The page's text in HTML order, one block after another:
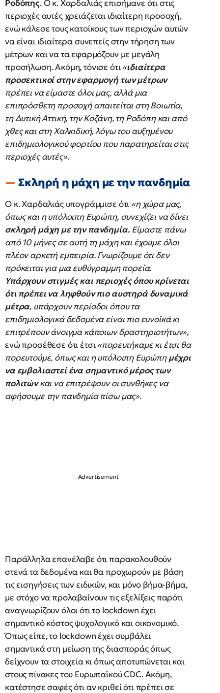
Ροδόπης. Ο κ. Χαρδαλιάς επισήμανε ότι στις
περιοχές αυτές χρειάζεται ιδιαίτερη προσοχή,
ενώ κάλεσε τους κατοίκους των περιοχών αυτών
να είναι ιδιαίτερα συνεπείς στην τήρηση των
μέτρων και να τα εφαρμόζουν με μεγάλη
προσήλωση. Ακόμη, τόνισε ότι«ιδιαίτερα
προσεκτικοί στην εφαρμογή των μέτρων
πρέπει να είμαστε όλοι μας, αλλά μια
επιπρόσθετη προσοχή απαιτείται στη Βοιωτία,
τη Δυτική Αττική, την Κοζάνη, τη Ροδόπη και από
χθες και στη Χαλκιδική, λόγω του αυξημένου
επιδημιολογικού φορτίου που παρατηρείται στις
περιοχές αυτές».
Σκληρή η μάχη με την πανδημία
Ο κ. Χαρδαλιάς υπογράμμισε ότι «η χώρα μας,
όπως και η υπόλοιπη Ευρώπη, συνεχίζει να δίνει
σκληρή μάχη με την πανδημία. Είμαστε πάνω
από 10 μήνες σε αυτή τη μάχη και έχουμε όλοι
πλέον αρκετή εμπειρία. Γνωρίζουμε ότι δεν
πρόκειται για μια ευθύγραμμη πορεία.
Υπάρχουν στιγμές και περιοχές όπου κρίνεται
ότι πρέπει να ληφθούν πιο αυστηρά δυναμικά
μέτρα, υπάρχουν περίοδοι όπου τα
επιδημιολογικά δεδομένα είναι πιο ευνοϊκά κι
επιτρέπουν άνοιγμα κάποιων δραστηριοτήτων»,
ενώ προσέθεσε ότι έτσι«πορευτήκαμε κι έτσι θα
πορευτούμε, όπως και η υπόλοιπη Ευρώπημέχρι
να εμβολιαστεί ένα σημαντικό μέρος των
πολιτώνκαι να επιτρέψουν οι συνθήκες να
αφήσουμε την πανδημία πίσω μας».
Παράλληλα επανέλαβε ότι παρακολουθούν
στενά τα δεδομένα και θα προχωρούν με βάση
τις εισηγήσεις των ειδικών, και μόνο βήμα-βήμα,
με στόχο να προλαβαίνουν τις εξελίξεις παρότι
αναγνωρίζουν όλοι ότι το lockdown έχει
σημαντικό κόστος ψυχολογικό και οικονομικό.
Όπως είπε, το lockdown έχει συμβάλει
σημαντικά στη μείωση της διασποράς όπως
δείχνουν τα στοιχεία κι όπως αποτυπώνεται και
στους πίνακες του Ευρωπαϊκού CDC. Ακόμη,
κατέστησε σαφές ότι αν κριθεί ότι πρέπει σε